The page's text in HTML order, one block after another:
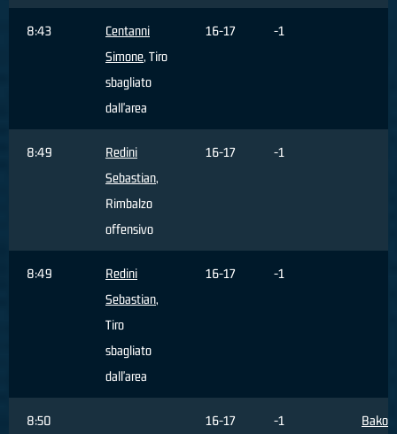
8:43
Centanni
Simone, Tiro
sbagliato
dall'area
16-17 -1
8:49
Redini
Sebastian,
Rimbalzo
offensivo
16-17 -1
8:49
Redini
Sebastian,
Tiro
sbagliato
dall'area
16-17 -1
8:50 16-17 -1